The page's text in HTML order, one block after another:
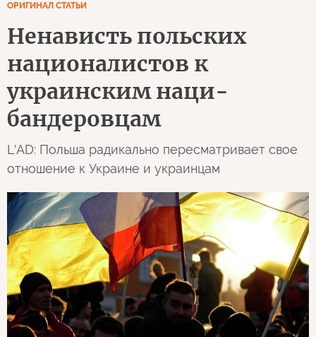
ОРИГИНАЛ СТАТЬИ
Ненависть польских
националистов к
украинским наци-
бандеровцам
L'AD: Польша радикально пересматривает свое
отношение к Украине и украинцам